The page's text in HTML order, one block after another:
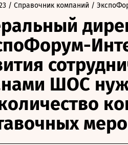
/ Справочник компаний /
ШОС